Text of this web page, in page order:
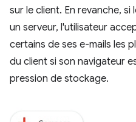
sur le client. En revanche,
un serveur, l'utilisateur
certains de ses e-mails les
du client si son navigateur
pression de stockage.